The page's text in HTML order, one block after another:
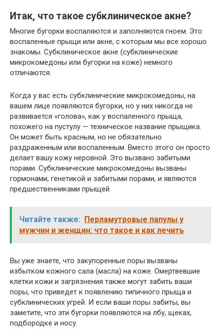
Итак, что такое субклиническое акне?
Многие бугорки воспаляются и заполняются гноем. Это
воспаленные прыщи или акне, с которым мы все хорошо
знакомы. Субклиническое акне (субклинические
микрокомедоны или бугорки на коже) немного
отличаются.
Когда у вас есть субклинические микрокомедоны, на
вашем лице появляются бугорки, но у них никогда не
развивается «голова», как у воспаленного прыща,
похожего на пустулу — техническое название прыщика.
Он может быть красным, но не обязательно
раздраженным или воспаленным. Вместо этого он просто
делает вашу кожу неровной. Это вызвано забитыми
порами. Субклинические микрокомедоны вызваны
гормонами, генетикой и забитыми порами, и являются
предшественниками прыщей.
Читайте также: Перламутровые папулы у
мужчин и женщин: что такое и как лечить
Вы уже знаете, что закупоренные поры вызваны
избытком кожного сала (масла) на коже. Омертвевшие
клетки кожи и загрязнения также могут забить ваши
поры, что приведет к появлению типичного прыща и
субклинических угрей. И если ваши поры забиты, вы
заметите, что эти бугорки появляются на лбу, щеках,
подбородке и носу.